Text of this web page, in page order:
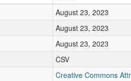
August 23, 2023
August 23, 2023
August 23, 2023
CSV
Creative Commons